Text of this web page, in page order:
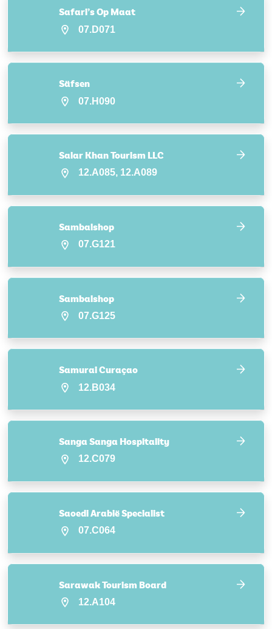
Safari’s Op Maat
07.D071
Säfsen
07.H090
Salar Khan Tourism LLC
12.A085, 12.A089
Sambalshop
07.G121
Sambalshop
07.G125
Samurai Curaçao
12.B034
Sanga Sanga Hospitality
12.C079
Saoedi Arabië Specialist
07.C064
Sarawak Tourism Board
12.A104